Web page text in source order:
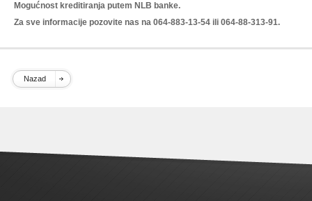
Mogućnost kreditiranja putem NLB banke.
Za sve informacije pozovite nas na 064-883-13-54 ili 064-88-313-91.
Nazad